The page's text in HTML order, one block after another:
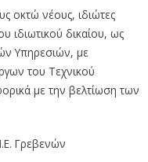
οκτώ νέους, ιδιώτες
ιδιωτικού δικαίου, ως
Υπηρεσιών, με
του Τεχνικού
με την βελτίωση των
Γρεβενών